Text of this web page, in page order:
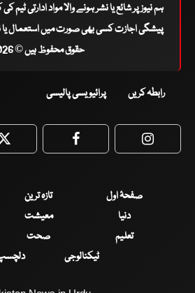
ہم نیوز پر شائع یا نشر ہونے والا مواد ادارتی
پیشگی اجازت کسی بھی صورت میں استعمال یا
حقوق محفوظ ہیں © 2026
رابطہ کریں پرائیویسی پالیسی
Twitter Facebook
صفحۂ اول تازہ ترین
دنیا
معیشت
تعلیم
صحت
ٹیکنالوجی